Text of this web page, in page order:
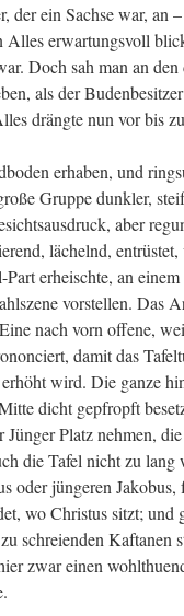
der ein Sachse war, an
erwartungsvoll
Doch sah man an
als der
drängte nun vor bis
erhaben, und
Gruppe dunkler,
aber
lächelnd,
erheischte, an
vorstellen. Das
nach vorn offene,
damit das
wird. Die ganze
dicht gepfropft
Platz nehmen,
die Tafel nicht zu
oder jüngeren Jakobus,
wo Christus sitzt; und
schreienden Kaftanen
zwar einen